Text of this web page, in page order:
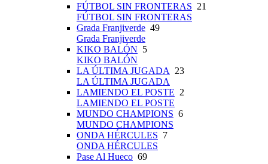
FÚTBOL SIN FRONTERAS 21
FÚTBOL SIN FRONTERAS
Grada Franjiverde 49
Grada Franjiverde
KIKO BALÓN 5
KIKO BALÓN
LA ÚLTIMA JUGADA 23
LA ÚLTIMA JUGADA
LAMIENDO EL POSTE 2
LAMIENDO EL POSTE
MUNDO CHAMPIONS 6
MUNDO CHAMPIONS
ONDA HÉRCULES 7
ONDA HÉRCULES
Pase Al Hueco 69